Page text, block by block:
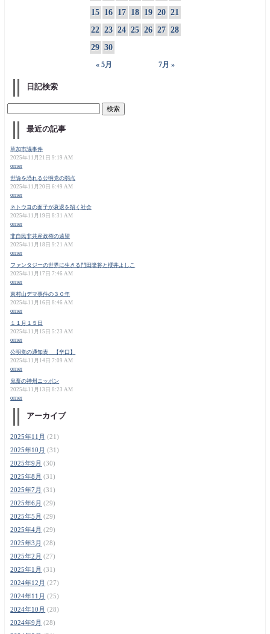
« 5月 7月 »
15 16 17 18 19 20 21
22 23 24 25 26 27 28
29 30
日記検索
最近の記事
草加市議事件
2025年11月21日 9:19 AM
orner
世論を恐れる公明党の弱点
2025年11月20日 6:49 AM
orner
ネトウヨの面子が衰退を招く社会
2025年11月19日 8:31 AM
orner
非自民非共産政権の遠望
2025年11月18日 9:21 AM
orner
ファンタジーの世界に生きる門田隆将と櫻井よしこ
2025年11月17日 7:46 AM
orner
東村山デマ事件の３０年
2025年11月16日 8:46 AM
orner
１１月１５日
2025年11月15日 5:23 AM
orner
公明党の通知表 【辛口】
2025年11月14日 7:09 AM
orner
鬼畜の神州ニッポン
2025年11月13日 8:23 AM
orner
アーカイブ
2025年11月 (21)
2025年10月 (31)
2025年9月 (30)
2025年8月 (31)
2025年7月 (31)
2025年6月 (29)
2025年5月 (29)
2025年4月 (29)
2025年3月 (28)
2025年2月 (27)
2025年1月 (31)
2024年12月 (27)
2024年11月 (25)
2024年10月 (28)
2024年9月 (28)